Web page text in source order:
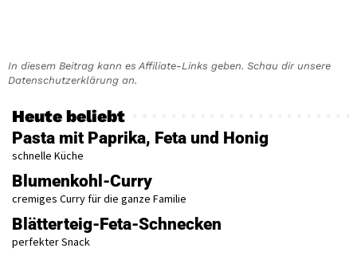
In diesem Beitrag kann es Affiliate-Links geben. Schau dir unsere
Datenschutzerklärung an.
Heute beliebt
Pasta mit Paprika, Feta und Honig
schnelle Küche
Blumenkohl-Curry
cremiges Curry für die ganze Familie
Blätterteig-Feta-Schnecken
perfekter Snack